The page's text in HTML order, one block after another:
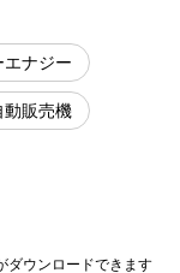
エナジー
動販売機
ダウンロードできます